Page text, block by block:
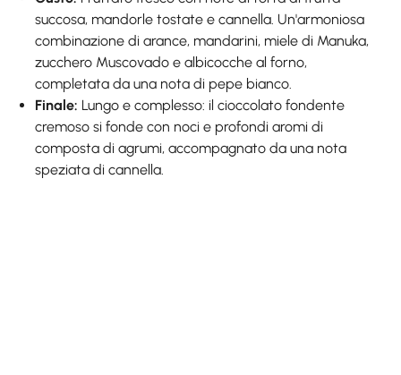
succosa, mandorle tostate e cannella. Un'armoniosa
combinazione di arance, mandarini, miele di Manuka,
zucchero Muscovado e albicocche al forno,
completata da una nota di pepe bianco.
Finale: Lungo e complesso: il cioccolato fondente
cremoso si fonde con noci e profondi aromi di
composta di agrumi, accompagnato da una nota
speziata di cannella.